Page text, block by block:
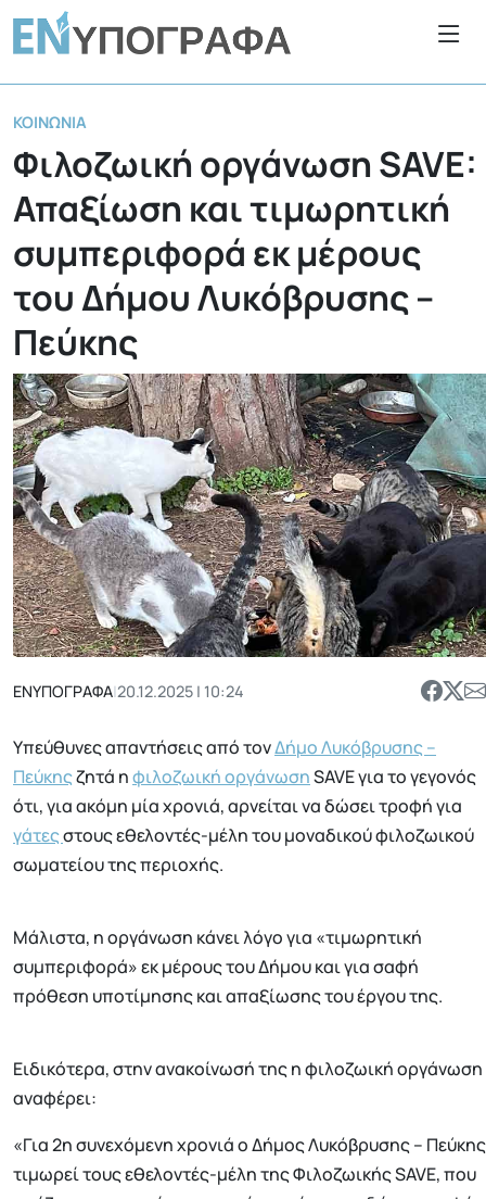
ΚΟΙΝΩΝΊΑ
Φιλοζωική οργάνωση SAVE:
Απαξίωση και τιμωρητική
συμπεριφορά εκ μέρους
του Δήμου Λυκόβρυσης –
Πεύκης
ΕΝΥΠΟΓΡΑΦΑ|20.12.2025 | 10:24
Υπεύθυνες απαντήσεις από τονΔήμο Λυκόβρυσης –
Πεύκηςζητά ηφιλοζωική οργάνωσηSAVE για το γεγονός
ότι, για ακόμη μία χρονιά, αρνείται να δώσει τροφή για
γάτεςστους εθελοντές-μέλη του μοναδικού φιλοζωικού
σωματείου της περιοχής.
Μάλιστα, η οργάνωση κάνει λόγο για «τιμωρητική
συμπεριφορά» εκ μέρους του Δήμου και για σαφή
πρόθεση υποτίμησης και απαξίωσης του έργου της.
Ειδικότερα, στην ανακοίνωσή της η φιλοζωική οργάνωση
αναφέρει:
«Για 2η συνεχόμενη χρονιά ο Δήμος Λυκόβρυσης – Πεύκης
τιμωρεί τους εθελοντές-μέλη της Φιλοζωικής SAVE, που